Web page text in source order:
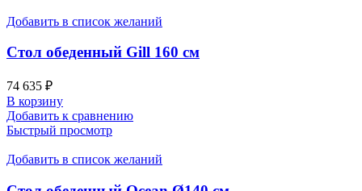
Добавить в список желаний
Стол обеденный Gill 160 см
74 635 ₽
В корзину
Добавить к сравнению
Быстрый просмотр
Добавить в список желаний